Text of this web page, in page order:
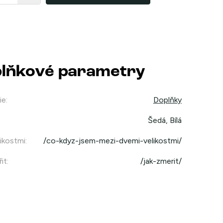
parametry
: Doplňky
Šedá, Bílá
: /co-kdyz-jsem-mezi-dvemi-velikostmi/
: /jak-zmerit/